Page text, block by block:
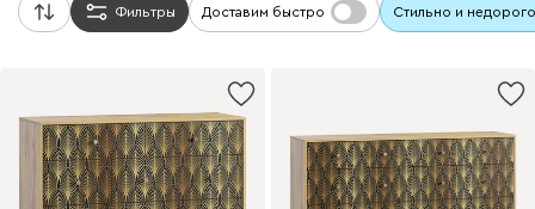
Фильтры Доставим быстро Стильно и недорого